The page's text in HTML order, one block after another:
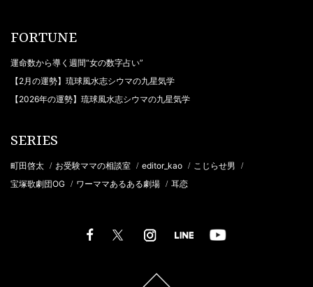
FORTUNE
運命数から導く週間“女の数字占い”
【2月の運勢】琉球風水志シウマの九星気学
【2026年の運勢】琉球風水志シウマの九星気学
SERIES
町田啓太 / お受験ママの相談室 / editor_kao / こじらせ男 /
宝塚歌劇団OG / ワーママあるある劇場 / 耳恋